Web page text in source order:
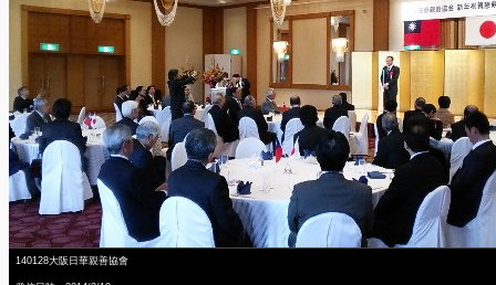
140128大阪日華親善協會